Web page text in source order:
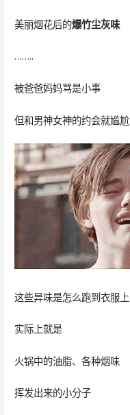
美丽烟花后的爆竹尘灰味
……..
被爸爸妈妈骂是小事
但和男神女神的约会就尴
这些异味是怎么跑到衣服上
实际上就是
火锅中的油脂、各种烟味
挥发出来的小分子